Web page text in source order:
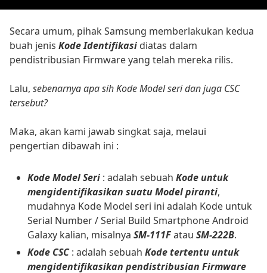
Secara umum, pihak Samsung memberlakukan kedua
buah jenis Kode Identifikasi diatas dalam
pendistribusian Firmware yang telah mereka rilis.
Lalu, sebenarnya apa sih Kode Model seri dan juga CSC
tersebut?
Maka, akan kami jawab singkat saja, melaui
pengertian dibawah ini :
Kode Model Seri : adalah sebuah Kode untuk
mengidentifikasikan suatu Model piranti,
mudahnya Kode Model seri ini adalah Kode untuk
Serial Number / Serial Build Smartphone Android
Galaxy kalian, misalnya SM-111Fatau SM-222B.
Kode CSC: adalah sebuah Kode tertentu untuk
mengidentifikasikan pendistribusian Firmware